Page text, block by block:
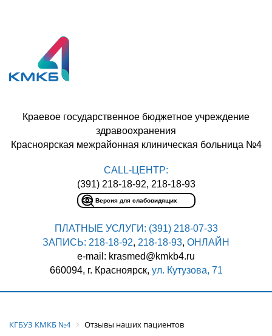
CALL-ЦЕНТР:
(391) 218-18-92, 218-18-93
Версия для слабовидящих
Краевое государственное бюджетное учреждение
здравоохранения
Красноярская межрайонная клиническая больница №4
ПЛАТНЫЕ УСЛУГИ: (391) 218-07-33
ЗАПИСЬ: 218-18-92, 218-18-93, ОНЛАЙН
e-mail: krasmed@kmkb4.ru
660094, г. Красноярск, ул. Кутузова, 71
КГБУЗ КМКБ №4 Отзывы наших пациентов